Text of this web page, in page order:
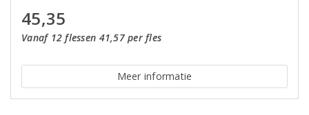
45,35
Vanaf 12 flessen 41,57 per fles
Meer informatie